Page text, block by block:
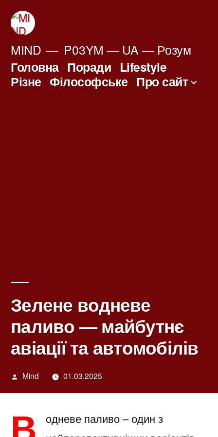
Перейти
до
вмісту
MIND P03YM — UA — Розум
Головна Поради Lifestyle
Різне Філософське Про сайт
Зелене водневе
паливо — майбутнє
авіації та автомобілів
Написано
Mind 01.03.2025
одневе паливо – один з